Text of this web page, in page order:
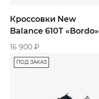
Кроссовки New
Balance 610T «Bordo»
16 900 ₽
ПОД ЗАКАЗ